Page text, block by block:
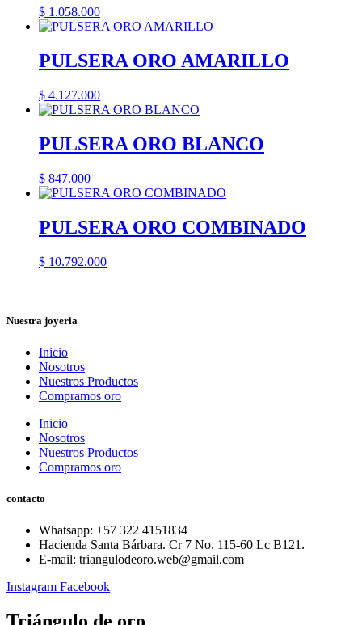
$ 1.058.000
PULSERA ORO AMARILLO
$ 4.127.000
PULSERA ORO BLANCO
$ 847.000
PULSERA ORO COMBINADO
$ 10.792.000
Nuestra joyeria
Inicio
Nosotros
Nuestros Productos
Compramos oro
Inicio
Nosotros
Nuestros Productos
Compramos oro
contacto
Whatsapp: ‪+57 322 4151834‬
Hacienda Santa Bárbara. Cr 7 No. 115-60 Lc B121.
E-mail: triangulodeoro.web@gmail.com
Instagram Facebook